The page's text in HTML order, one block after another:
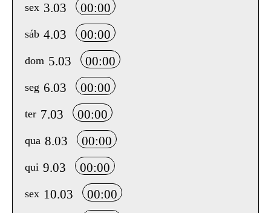
sex 3.03 00:00
sáb 4.03 00:00
dom 5.03 00:00
seg 6.03 00:00
ter 7.03 00:00
qua 8.03 00:00
qui 9.03 00:00
sex 10.03 00:00